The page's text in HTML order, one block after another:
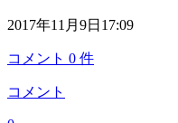
2017年11月9日17:09
コメント 0 件
コメント